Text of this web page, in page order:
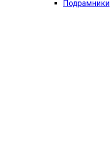
Подрамники